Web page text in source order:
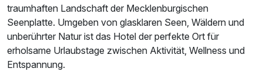
traumhaften Landschaft der Mecklenburgischen
Seenplatte. Umgeben von glasklaren Seen, Wäldern und
unberührter Natur ist das Hotel der perfekte Ort für
erholsame Urlaubstage zwischen Aktivität, Wellness und
Entspannung.